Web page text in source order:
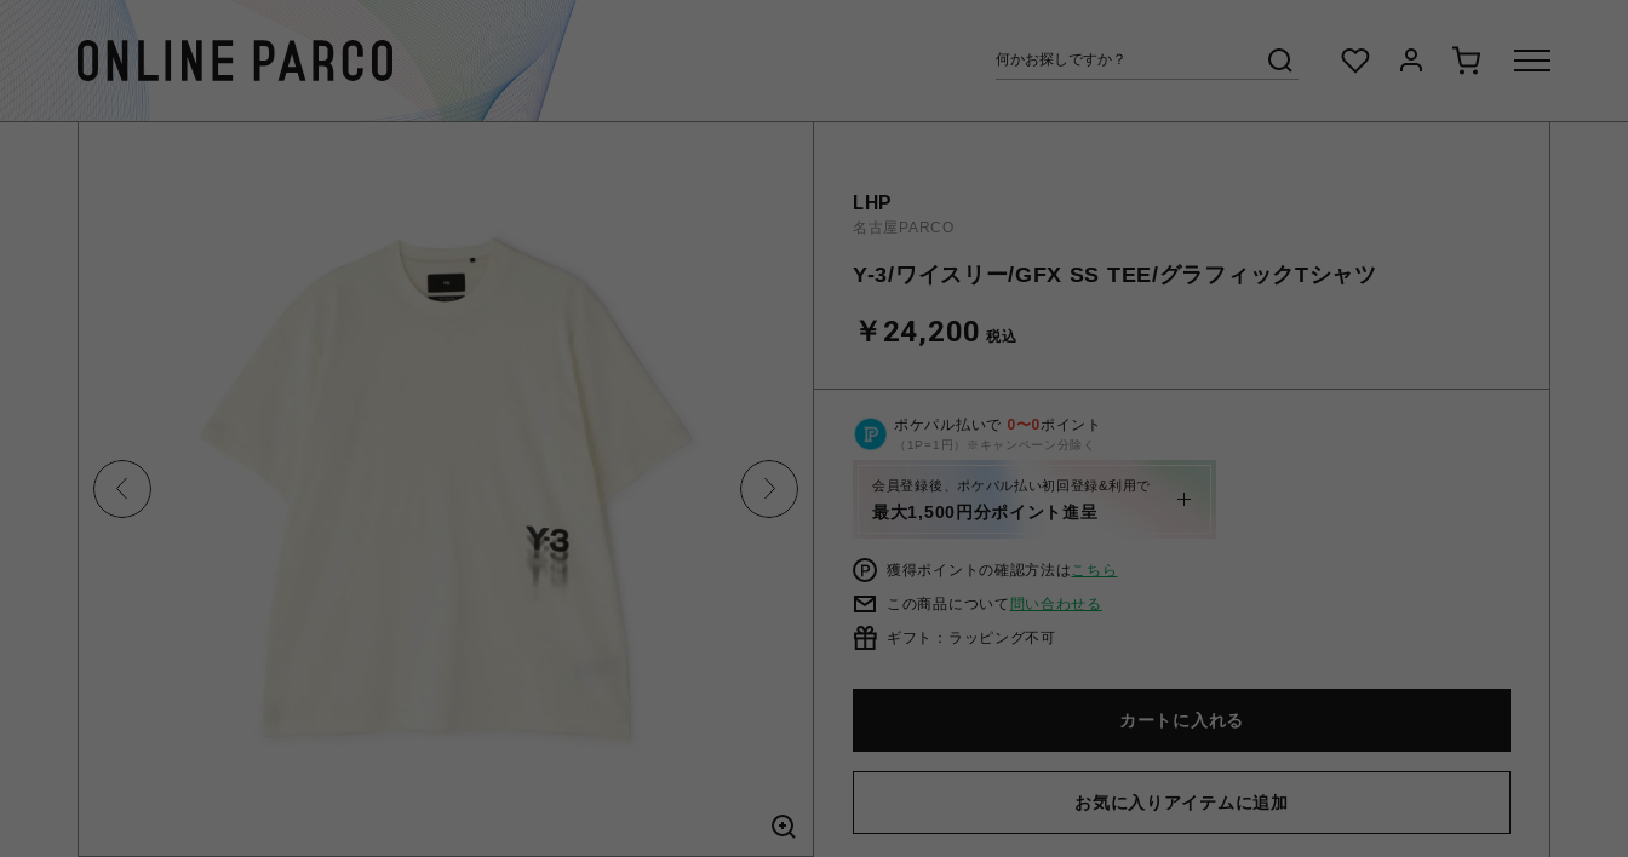
LHP
名古屋PARCO
Y-3/ワイスリー/GFX SS TEE/グラフィックTシャツ
￥24,200 税込
ポケパル払いで 0〜0ポイント
（1P=1円）※キャンペーン分除く
会員登録後、ポケパル払い初回登録&利用で
最大1,500円分ポイント進呈
獲得ポイントの確認方法はこちら
この商品について 問い合わせる
ギフト：ラッピング不可
カートに入れる
お気に入りアイテムに追加